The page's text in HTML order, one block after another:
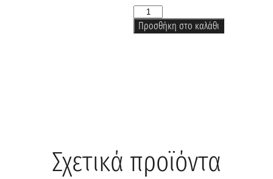
Προσθήκη στο καλάθι
Σχετικά προϊόντα